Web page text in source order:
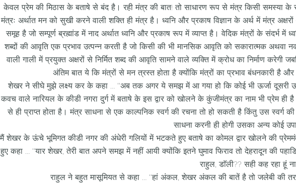
केवल प्रेम की मिठास के बताषे से बंद है। रही मंत्र की बात! तो साधारण रूप से मंत्र किसी समस्या के
मंत्रः अर्थात मन को सुखी करने वाली शक्ति ही मंत्र है। ध्वनि और प्रकाष विज्ञान के अर्थ में मंत्र
समूह है जो सम्पूर्ण ब्रह्मांड में नाद अर्थात ध्वनि और प्रकाष रूप में व्याप्त है। वेदिक मंत्रों के संदर्भ में
शब्दों की आवृति एक प्रभाव उत्पन्न करती है जो किसी की भी मानसिक आवृति को सकारात्मक अथवा
वाली गाली में प्रयुक्त अक्षरों से निर्मित शब्द की आवृति सामने वाले व्यक्ति में क्रोध का निर्माण
अंतिम बात ये कि मंत्रों से मन त्रस्त होता है क्योंकि मंत्रों का प्रभाव बंधनकारी है
शेखर ने सीघे मुझे लक्ष्य कर के कहा … ‘‘अब तक अगर ये समझ में आ गया हो कि कोई भी ऊर्जा दूसरी
कवच वाले नारियल के कीडी नगरा दुर्ग में बताषे के इस द्वार को खोलने के कुंजीमंत्र का नाम भी प्रेम ही
से ही प्राप्त होता है। मंत्र साधना से एक काल्पनिक स्वर्ग की रचना तो हो सकती है किंतु उस स्वर्ग
साधना करनी ही होगी उसका अन्य कोई
मैं शेखर के ऊंचे भूमिगत कीडी नगर की अंधेरी गलियों में भटकते हुए बताषे का कोमल द्वार खोलने की
हुए कहा … ‘‘यार शेखर, तेरी बात अपने समझ में नहीं आयी क्योंकि इतने घुमाव फिराव तो देहरादून की
राहुल, डाॅली?? सही कह रहा हूं
राहुल ने बहुत मासूमियत से कहा … ‘‘हां अंकल, शेखर अंकल की बातें है तो जलेबी की